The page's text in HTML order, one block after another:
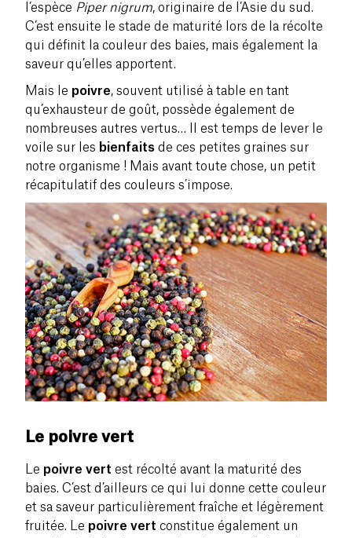
l’espèce Piper nigrum, originaire de l’Asie du sud.
C’est ensuite le stade de maturité lors de la récolte
qui définit la couleur des baies, mais également la
saveur qu’elles apportent.
Mais le poivre, souvent utilisé à table en tant
qu’exhausteur de goût, possède également de
nombreuses autres vertus… Il est temps de lever le
voile sur les bienfaits de ces petites graines sur
notre organisme ! Mais avant toute chose, un petit
récapitulatif des couleurs s’impose.
Le poivre vert
Le poivre vert est récolté avant la maturité des
baies. C’est d’ailleurs ce qui lui donne cette couleur
et sa saveur particulièrement fraîche et légèrement
fruitée. Le poivre vert constitue également un